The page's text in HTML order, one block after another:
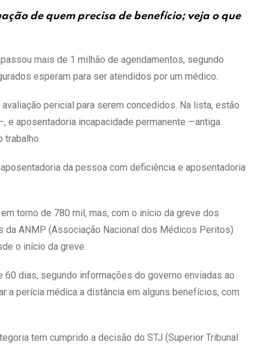
de quem precisa de benefício; veja o que
mais de 1 milhão de agendamentos, segundo
esperam para ser atendidos por um médico.
pericial para serem concedidos. Na lista, estão
e aposentadoria incapacidade permanente —antiga
trabalho.
da pessoa com deficiência e aposentadoria
torno de 780 mil, mas, com o início da greve dos
da ANMP (Associação Nacional dos Médicos Peritos)
o início da greve.
dias, segundo informações do governo enviadas ao
a perícia médica a distância em alguns benefícios, com
tem cumprido a decisão do STJ (Superior Tribunal